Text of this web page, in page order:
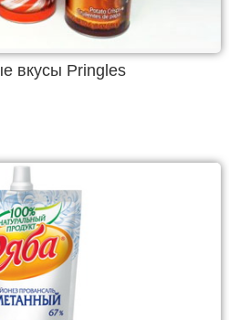
вкусы Pringles